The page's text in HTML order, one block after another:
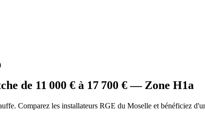
de 11 000 € à 17 700 € — Zone H1a
Comparez les installateurs RGE du Moselle et bénéficiez